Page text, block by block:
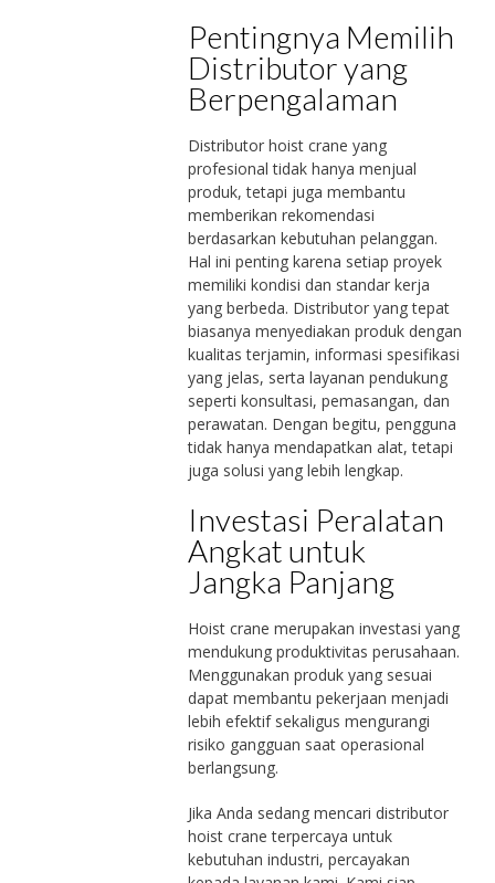
Pentingnya Memilih
Distributor yang
Berpengalaman
Distributor hoist crane yang
profesional tidak hanya menjual
produk, tetapi juga membantu
memberikan rekomendasi
berdasarkan kebutuhan pelanggan.
Hal ini penting karena setiap proyek
memiliki kondisi dan standar kerja
yang berbeda. Distributor yang tepat
biasanya menyediakan produk dengan
kualitas terjamin, informasi spesifikasi
yang jelas, serta layanan pendukung
seperti konsultasi, pemasangan, dan
perawatan. Dengan begitu, pengguna
tidak hanya mendapatkan alat, tetapi
juga solusi yang lebih lengkap.
Investasi Peralatan
Angkat untuk
Jangka Panjang
Hoist crane merupakan investasi yang
mendukung produktivitas perusahaan.
Menggunakan produk yang sesuai
dapat membantu pekerjaan menjadi
lebih efektif sekaligus mengurangi
risiko gangguan saat operasional
berlangsung.
Jika Anda sedang mencari distributor
hoist crane terpercaya untuk
kebutuhan industri, percayakan